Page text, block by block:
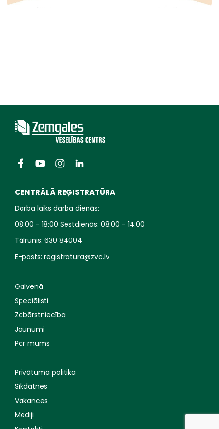
CENTRĀLĀ REĢISTRATŪRA
Darba laiks darba dienās:
08:00 - 18:00 Sestdienās: 08:00 - 14:00
Tālrunis: 630 84004
E-pasts: registratura@zvc.lv
Galvenā
Speciālisti
Zobārstniecība
Jaunumi
Par mums
Privātuma politika
Sīkdatnes
Vakances
Mediji